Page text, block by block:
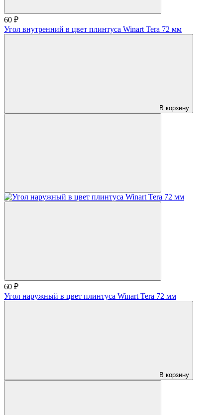
60 ₽
Угол внутренний в цвет плинтуса Winart Tera 72 мм
В корзину
60 ₽
Угол наружный в цвет плинтуса Winart Tera 72 мм
В корзину